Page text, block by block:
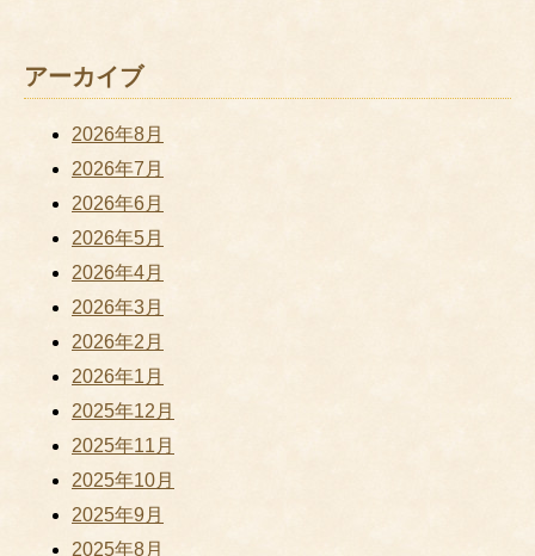
アーカイブ
2026年8月
2026年7月
2026年6月
2026年5月
2026年4月
2026年3月
2026年2月
2026年1月
2025年12月
2025年11月
2025年10月
2025年9月
2025年8月